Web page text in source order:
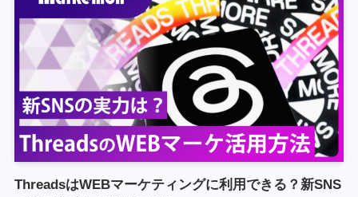
ThreadsはWEBマーケティングに利用できる？新SNS